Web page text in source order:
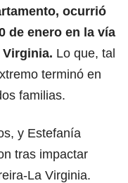
ocurrió
de enero en la vía
Virginia. Lo que, tal
terminó en
familias.
y Estefanía
tras impactar
La Virginia.